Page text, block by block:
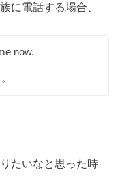
に電話する場合、
now.
たいなと思った時